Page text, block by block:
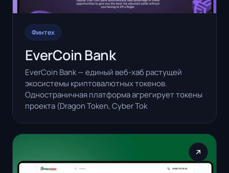
Финтех
EverCoin Bank
EverCoin Bank — единый веб-хаб растущей
экосистемы криптовалютных токенов.
Одностраничная платформа агрегирует токены
проекта (Dragon Token, Cyber Tok